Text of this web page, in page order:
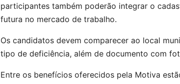
participantes também poderão integrar o
futura no mercado de trabalho.
Os candidatos devem comparecer ao local
tipo de deficiência, além de documento com
Entre os benefícios oferecidos pela Motiva